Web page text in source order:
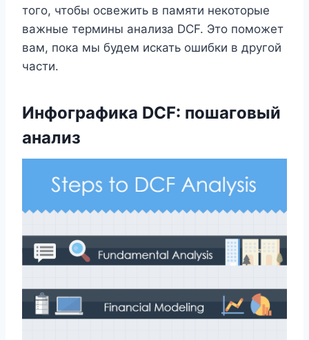
того, чтобы освежить в памяти некоторые
важные термины анализа DCF. Это поможет
вам, пока мы будем искать ошибки в другой
части.
Инфографика DCF: пошаговый
анализ